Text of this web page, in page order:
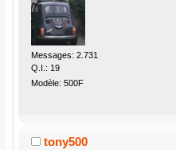
Messages: 2.731
Q.I.: 19
Modèle: 500F
tony500